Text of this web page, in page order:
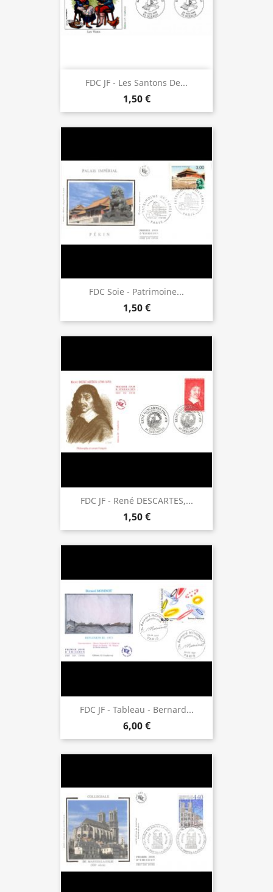
FDC JF - Les Santons De...
1,50 €
FDC Soie - Patrimoine...
1,50 €
FDC JF - René DESCARTES,...
1,50 €
FDC JF - Tableau - Bernard...
6,00 €